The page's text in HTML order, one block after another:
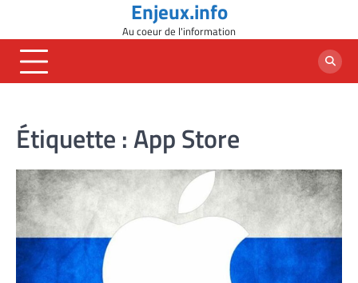
content
Enjeux.info
Au coeur de l'information
Étiquette :App Store